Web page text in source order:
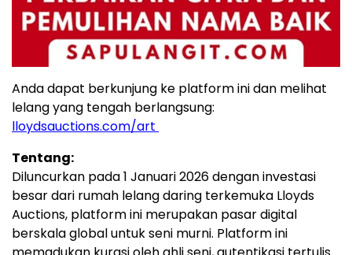
Anda dapat berkunjung ke platform ini dan melihat
lelang yang tengah berlangsung:
lloydsauctions.com/art
Tentang:
Diluncurkan pada 1 Januari 2026 dengan investasi
besar dari rumah lelang daring terkemuka Lloyds
Auctions, platform ini merupakan pasar digital
berskala global untuk seni murni. Platform ini